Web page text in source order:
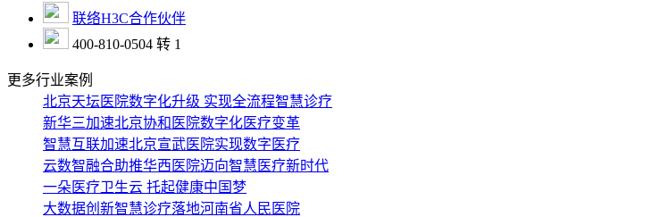
联络H3C合作伙伴
400-810-0504 转 1
更多行业案例
北京天坛医院数字化升级 实现全流程智慧诊疗
新华三加速北京协和医院数字化医疗变革
智慧互联加速北京宣武医院实现数字医疗
云数智融合助推华西医院迈向智慧医疗新时代
一朵医疗卫生云 托起健康中国梦
大数据创新智慧诊疗落地河南省人民医院